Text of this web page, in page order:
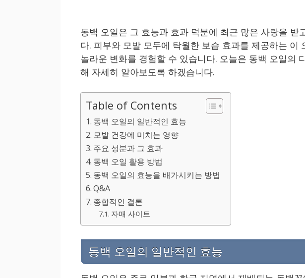
동백 오일은 그 효능과 효과 덕분에 최근 많은 사랑을 받
다. 피부와 모발 모두에 탁월한 보습 효과를 제공하는 이
놀라운 변화를 경험할 수 있습니다. 오늘은 동백 오일의
해 자세히 알아보도록 하겠습니다.
Table of Contents
동백 오일의 일반적인 효능
모발 건강에 미치는 영향
주요 성분과 그 효과
동백 오일 활용 방법
동백 오일의 효능을 배가시키는 방법
Q&A
종합적인 결론
자매 사이트
동백 오일의 일반적인 효능